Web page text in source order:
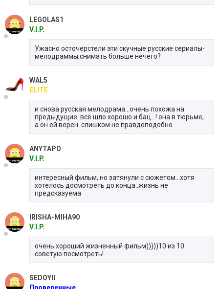
LEGOLAS1
V.I.P.
Ужасно осточерстели эти скучные русские сериалы-
мелодраммы,снимать больше нечего?
WAL5
ELITE
и снова русская мелодрама...очень похожа на
предыдущие. всё шло хорошо и бац...! она в тюрьме,
а он ей верен. слишком не правдоподобно.
ANYTAPO
V.I.P.
интересный фильм, но затянули с сюжетом...хотя
хотелось досмотреть до конца..жизнь не
предсказуема
IRISHA-MIHA90
V.I.P.
очень хороший жизненный фильм)))))10 из 10
советую посмотреть!
SEDOYII
Проверенные